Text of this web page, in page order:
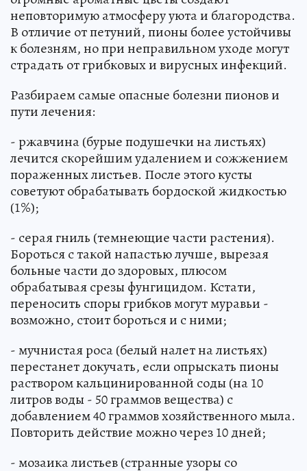
неповторимую атмосферу уюта и благородства.
В отличие от петуний, пионы более устойчивы
к болезням, но при неправильном уходе могут
страдать от грибковых и вирусных инфекций.
Разбираем самые опасные болезни пионов и
пути лечения:
- ржавчина (бурые подушечки на листьях)
лечится скорейшим удалением и сожжением
пораженных листьев. После этого кусты
советуют обрабатывать бордоской жидкостью
(1%);
- серая гниль (темнеющие части растения).
Бороться с такой напастью лучше, вырезая
больные части до здоровых, плюсом
обрабатывая срезы фунгицидом. Кстати,
переносить споры грибков могут муравьи -
возможно, стоит бороться и с ними;
- мучнистая роса (белый налет на листьях)
перестанет докучать, если опрыскать пионы
раствором кальцинированной соды (на 10
литров воды - 50 граммов вещества) с
добавлением 40 граммов хозяйственного мыла.
Повторить действие можно через 10 дней;
- мозаика листьев (странные узоры со